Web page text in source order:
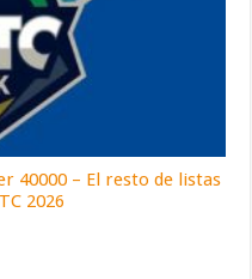
40000 – El resto de listas
2026